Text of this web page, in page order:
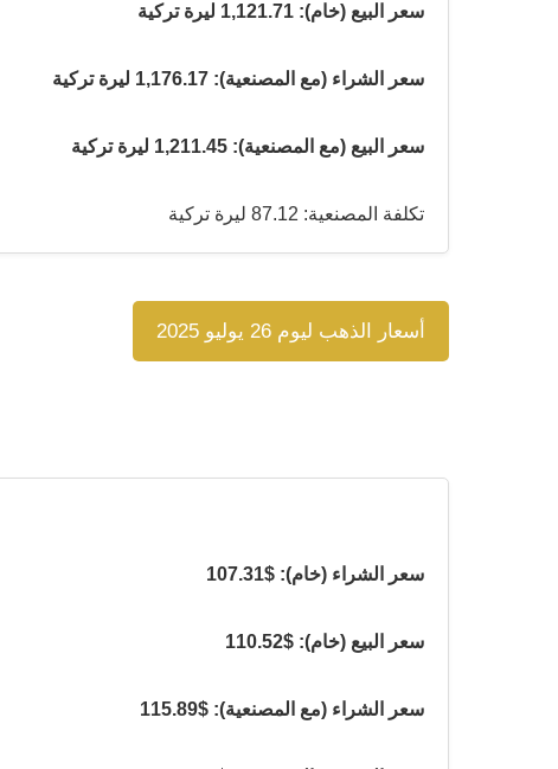
سعر البيع (خام): 1,121.71 ليرة تركية
سعر الشراء (مع المصنعية): 1,176.17 ليرة تركية
سعر البيع (مع المصنعية): 1,211.45 ليرة تركية
تكلفة المصنعية: 87.12 ليرة تركية
أسعار الذهب ليوم 26 يوليو 2025
سعر الشراء (خام): $107.31
سعر البيع (خام): $110.52
سعر الشراء (مع المصنعية): $115.89